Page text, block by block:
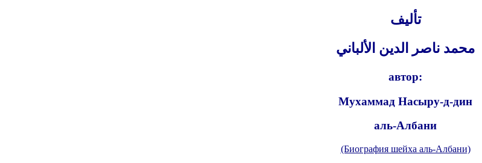
تأليف
محمد ناصر الدين الألباني
автор:
Мухаммад Насыру-д-дин
аль-Албани
(Биография шейха аль-Албани)